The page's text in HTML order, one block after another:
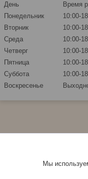
День
Время
Понедельник
10:00-
Вторник
10:00-
Среда
10:00-
Четверг
10:00-
Пятница
10:00-
Суббота
10:00-
Воскресенье
Мы